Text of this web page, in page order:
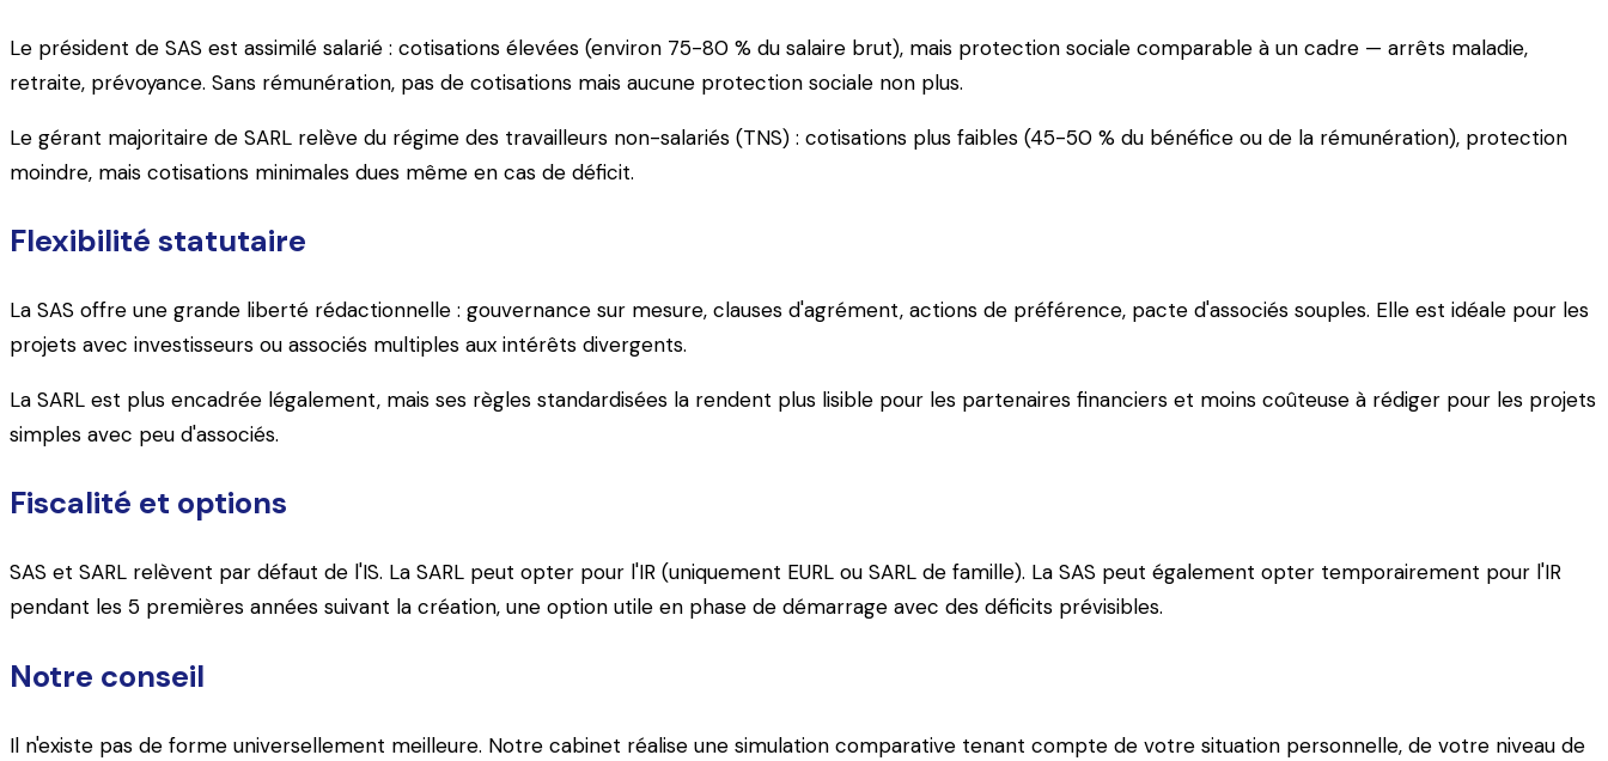
Le président de SAS est assimilé salarié : cotisations élevées (environ 75-80 % du salaire brut), mais protection sociale comparable à un cadre — arrêts maladie,
retraite, prévoyance. Sans rémunération, pas de cotisations mais aucune protection sociale non plus.
Le gérant majoritaire de SARL relève du régime des travailleurs non-salariés (TNS) : cotisations plus faibles (45-50 % du bénéfice ou de la rémunération), protection
moindre, mais cotisations minimales dues même en cas de déficit.
Flexibilité statutaire
La SAS offre une grande liberté rédactionnelle : gouvernance sur mesure, clauses d'agrément, actions de préférence, pacte d'associés souples. Elle est idéale pour les
projets avec investisseurs ou associés multiples aux intérêts divergents.
La SARL est plus encadrée légalement, mais ses règles standardisées la rendent plus lisible pour les partenaires financiers et moins coûteuse à rédiger pour les projets
simples avec peu d'associés.
Fiscalité et options
SAS et SARL relèvent par défaut de l'IS. La SARL peut opter pour l'IR (uniquement EURL ou SARL de famille). La SAS peut également opter temporairement pour l'IR
pendant les 5 premières années suivant la création, une option utile en phase de démarrage avec des déficits prévisibles.
Notre conseil
Il n'existe pas de forme universellement meilleure. Notre cabinet réalise une simulation comparative tenant compte de votre situation personnelle, de votre niveau de